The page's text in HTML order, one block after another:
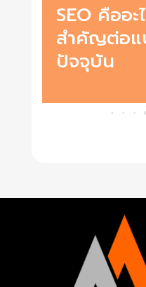
SEO คืออ
สำคัญต่อแ
ปัจจุบัน